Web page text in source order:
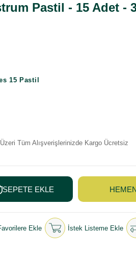
Pastil - 15 Adet -
15 Pastil
Tüm Alışverişlerinizde Kargo Ücretsiz
Ekle İstek Listeme Ekle